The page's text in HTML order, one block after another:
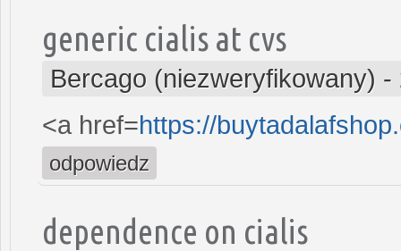
generic cialis at cvs
Bercago (niezweryfikowany) -
<a href=https://
odpowiedz
dependence on cialis